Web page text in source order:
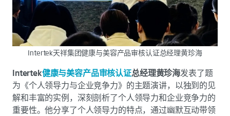
Intertek天祥集团健康与美容产品审核认证总经理黄珍海
Intertek健康与美容产品审核认证总经理黄珍海发表了题
为《个人领导力与企业竞争力》的主题演讲，以独到的见
解和丰富的实例，深刻剖析了个人领导力和企业竞争力的
重要性。他分享了个人领导力的特点，通过幽默互动带领